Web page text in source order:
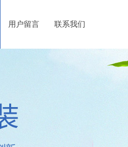
用户留言 联系我们